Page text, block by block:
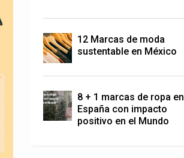
12 Marcas de moda
sustentable en México
8 + 1 marcas de ropa en
España con impacto
positivo en el Mundo